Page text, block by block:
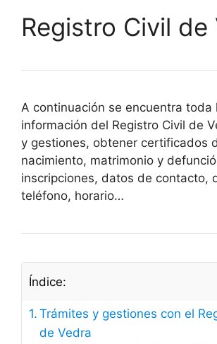
Registro Civil de
A continuación se encuentra toda
información del Registro Civil de
y gestiones, obtener certificados
nacimiento, matrimonio y
inscripciones, datos de contacto,
teléfono, horario…
Índice:
Trámites y gestiones con el
de Vedra